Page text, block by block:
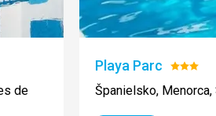
de
Playa Parc
3/5
Španielsko, Menorca,